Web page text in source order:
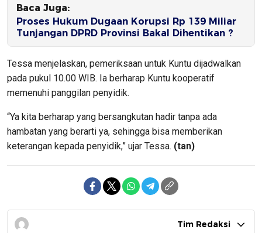
Baca Juga:
Proses Hukum Dugaan Korupsi Rp 139 Miliar
Tunjangan DPRD Provinsi Bakal Dihentikan ?
Tessa menjelaskan, pemeriksaan untuk Kuntu dijadwalkan
pada pukul 10.00 WIB. Ia berharap Kuntu kooperatif
memenuhi panggilan penyidik.
“Ya kita berharap yang bersangkutan hadir tanpa ada
hambatan yang berarti ya, sehingga bisa memberikan
keterangan kepada penyidik,” ujar Tessa. (tan)
Tim Redaksi